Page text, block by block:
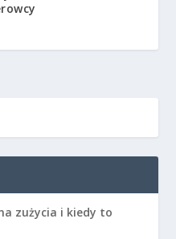
zużycia i kiedy to